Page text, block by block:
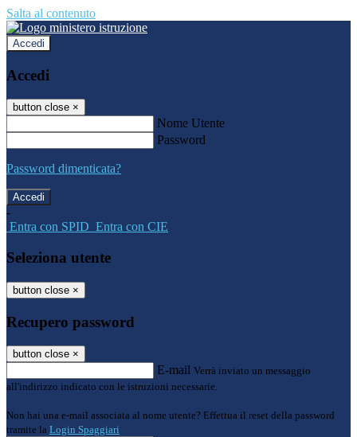
Salta al contenuto
Accedi
Accedi
button close ×
Nome Utente
Password
Password dimenticata?
-
Entra con SPID Entra con CIE
Seleziona utente
button close ×
Recupero password
button close ×
E-mail Verrà inviato un messaggio
all'indirizzo indicato con le istruzioni necessarie.
Non hai una e-mail associata al nome utente? Effettua il reset della password
tramite la Login Spaggiari